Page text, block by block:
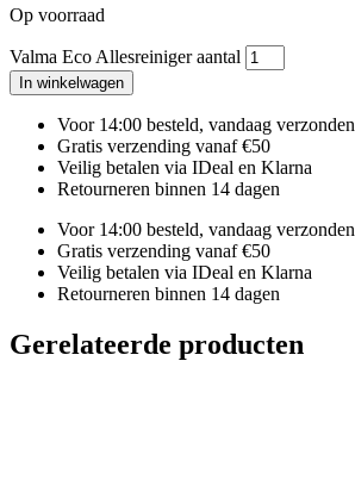
Op voorraad
Valma Eco Allesreiniger aantal
In winkelwagen
Voor 14:00 besteld, vandaag verzonden
Gratis verzending vanaf €50
Veilig betalen via IDeal en Klarna
Retourneren binnen 14 dagen
Voor 14:00 besteld, vandaag verzonden
Gratis verzending vanaf €50
Veilig betalen via IDeal en Klarna
Retourneren binnen 14 dagen
Gerelateerde producten